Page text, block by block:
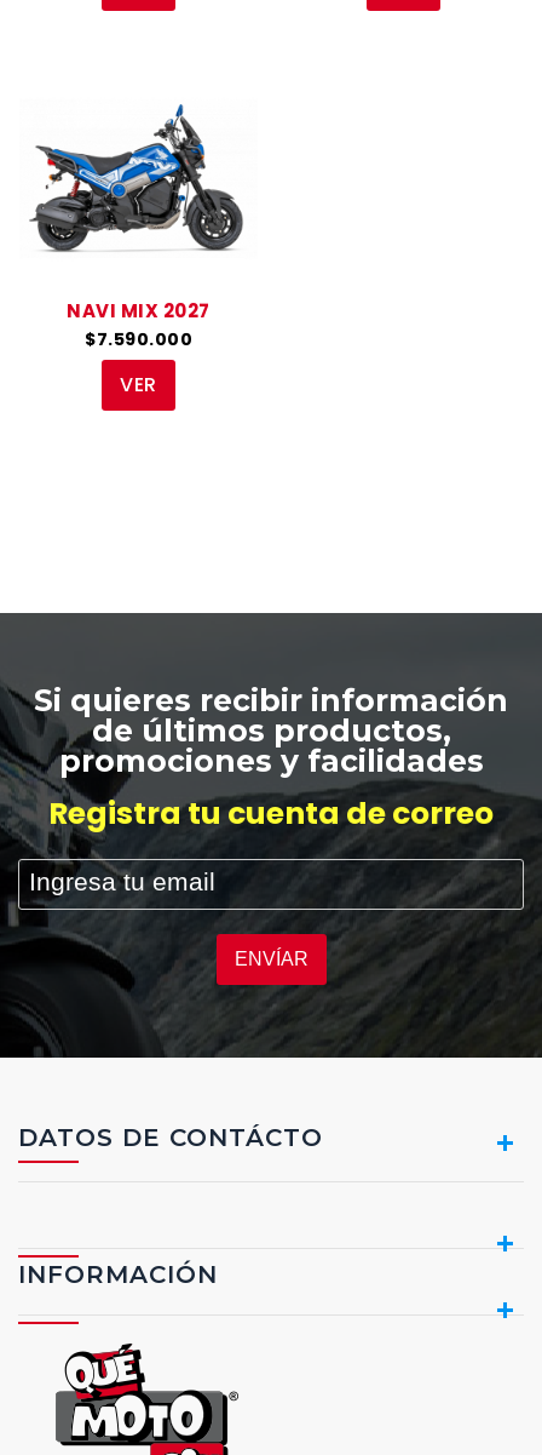
NAVI MIX 2027
$7.590.000
VER
Si quieres recibir información
de últimos productos,
promociones y facilidades
Registra tu cuenta de correo
ENVÍAR
DATOS DE CONTÁCTO
INFORMACIÓN